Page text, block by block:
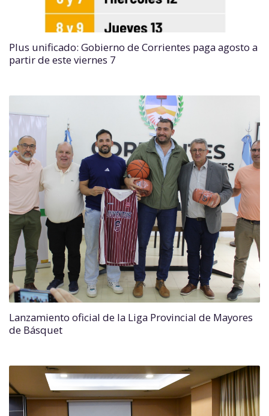
Plus unificado: Gobierno de Corrientes paga agosto a
partir de este viernes 7
Lanzamiento oficial de la Liga Provincial de Mayores
de Básquet